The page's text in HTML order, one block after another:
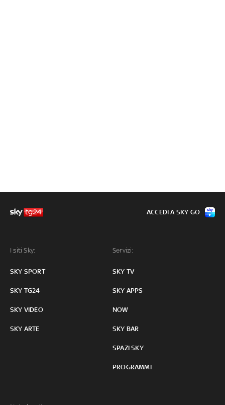
I siti Sky:
SKY SPORT
SKY TG24
SKY VIDEO
SKY ARTE
Servizi:
SKY TV
SKY APPS
NOW
SKY BAR
SPAZI SKY
PROGRAMMI
ACCEDI A SKY GO